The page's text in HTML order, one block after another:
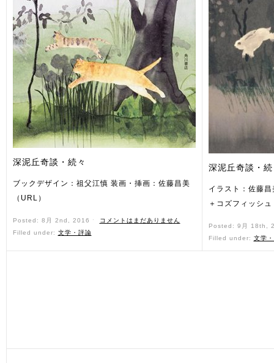
深泥丘奇談・続々
ブックデザイン：祖父江慎 装画・挿画：佐藤昌美
（URL）
Posted: 8月 2nd, 2016 ˑ
コメントはまだありません
Filled under: 文学・評論
深泥丘奇談・続
イラスト：佐藤
＋コズフィッシュ
Posted: 9月 18th,
Filled under: 文学